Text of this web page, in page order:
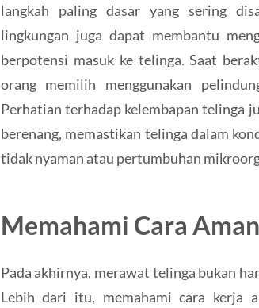
langkah paling dasar yang sering
lingkungan juga dapat membantu
berpotensi masuk ke telinga. Saat
orang memilih menggunakan
Perhatian terhadap kelembapan telinga
berenang, memastikan telinga dalam
tidak nyaman atau pertumbuhan
Memahami Cara
Pada akhirnya, merawat telinga bukan
Lebih dari itu, memahami cara kerja